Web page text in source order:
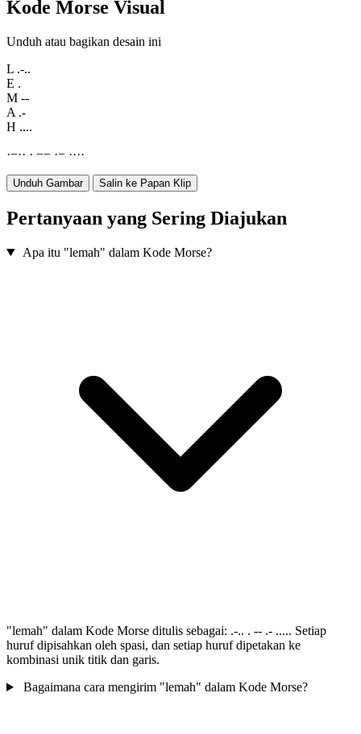
Kode Morse Visual
Unduh atau bagikan desain ini
L .-..
E .
M --
A .-
H ....
·−·· · −− ·− ····
Unduh Gambar Salin ke Papan Klip
Pertanyaan yang Sering Diajukan
Apa itu "lemah" dalam Kode Morse?
"lemah" dalam Kode Morse ditulis sebagai: .-.. . -- .- ..... Setiap
huruf dipisahkan oleh spasi, dan setiap huruf dipetakan ke
kombinasi unik titik dan garis.
Bagaimana cara mengirim "lemah" dalam Kode Morse?